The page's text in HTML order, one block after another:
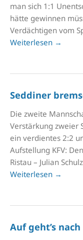
man sich 1:1
hätte gewinnen
Verdächtigen vom
Weiterlesen →
Seddiner
Die zweite
Verstärkung zweier
ein verdientes 2:2
Aufstellung KFV:
Ristau – Julian
Weiterlesen →
Auf geht’s